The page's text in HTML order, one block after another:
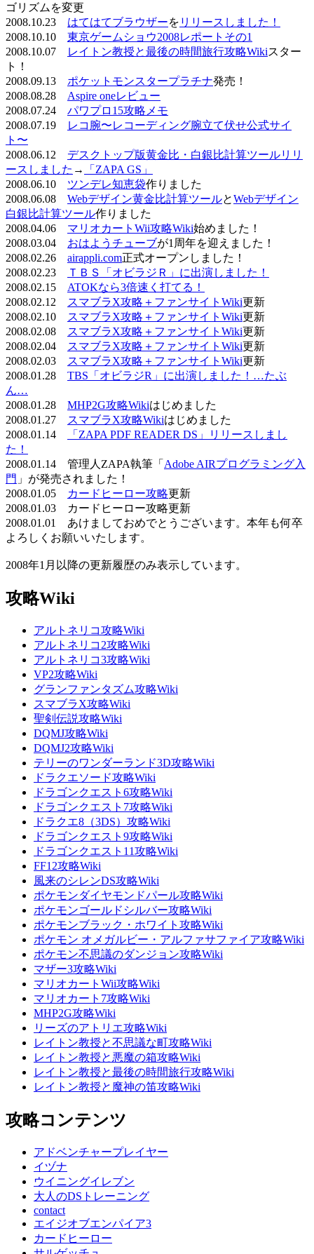
ゴリズムを変更
2008.10.23 はてはてブラウザーを リリースしました！
2008.10.10 東京ゲームショウ2008レポートその1
2008.10.07
レイトン教授と最後の時間旅行攻略Wikiスター
ト！
2008.09.13 ポケットモンスタープラチナ発売！
2008.08.28 Aspire oneレビュー
2008.07.24 パワプロ15攻略メモ
2008.07.19
レコ腕〜レコーディング腕立て伏せ公式サイ
ト〜
2008.06.12 デスクトップ版黄金比・白銀比計算ツールリリ
ースしました →
「ZAPA GS」
2008.06.10 ツンデレ知恵袋作りました
2008.06.08 Webデザイン黄金比計算ツールとWebデザイン
白銀比計算ツール作りました
2008.04.06 マリオカートWii攻略Wiki始めました！
2008.03.04 おはようチューブが1周年を迎えました！
2008.02.26 airappli.com正式オープンしました！
2008.02.23
ＴＢＳ「オビラジＲ」に出演しました！
2008.02.15 ATOKなら3倍速く打てる！
2008.02.12
スマブラX攻略＋ファンサイトWiki更新
2008.02.10
スマブラX攻略＋ファンサイトWiki更新
2008.02.08
スマブラX攻略＋ファンサイトWiki更新
2008.02.04
スマブラX攻略＋ファンサイトWiki更新
2008.02.03
スマブラX攻略＋ファンサイトWiki更新
2008.01.28 TBS「オビラジR」に出演しました！…たぶ
ん…
2008.01.28 MHP2G攻略Wikiはじめました
2008.01.27
スマブラX攻略Wikiはじめました
2008.01.14
「ZAPA PDF READER DS」リリースしまし
た！
2008.01.14 管理人ZAPA執筆「 Adobe AIRプログラミング入
門 」が発売されました！
2008.01.05
カードヒーロー攻略更新
2008.01.03 カードヒーロー攻略更新
2008.01.01 あけましておめでとうございます。本年も何卒
よろしくお願いいたします。
2008年1月以降の更新履歴のみ表示しています。
攻略Wiki
アルトネリコ攻略Wiki
アルトネリコ2攻略Wiki
アルトネリコ3攻略Wiki
VP2攻略Wiki
グランファンタズム攻略Wiki
スマブラX攻略Wiki
聖剣伝説攻略Wiki
DQMJ攻略Wiki
DQMJ2攻略Wiki
テリーのワンダーランド3D攻略Wiki
ドラクエソード攻略Wiki
ドラゴンクエスト6攻略Wiki
ドラゴンクエスト7攻略Wiki
ドラクエ8（3DS）攻略Wiki
ドラゴンクエスト9攻略Wiki
ドラゴンクエスト11攻略Wiki
FF12攻略Wiki
風来のシレンDS攻略Wiki
ポケモンダイヤモンドパール攻略Wiki
ポケモンゴールドシルバー攻略Wiki
ポケモンブラック・ホワイト攻略Wiki
ポケモン オメガルビー・アルファサファイア攻略Wiki
ポケモン不思議のダンジョン攻略Wiki
マザー3攻略Wiki
マリオカートWii攻略Wiki
マリオカート7攻略Wiki
MHP2G攻略Wiki
リーズのアトリエ攻略Wiki
レイトン教授と不思議な町攻略Wiki
レイトン教授と悪魔の箱攻略Wiki
レイトン教授と最後の時間旅行攻略Wiki
レイトン教授と魔神の笛攻略Wiki
攻略コンテンツ
アドベンチャープレイヤー
イヅナ
ウイニングイレブン
大人のDSトレーニング
contact
エイジオブエンパイア3
カードヒーロー